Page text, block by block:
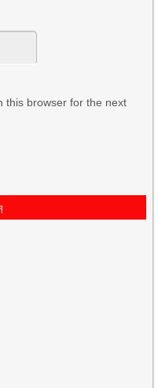
this browser for the next